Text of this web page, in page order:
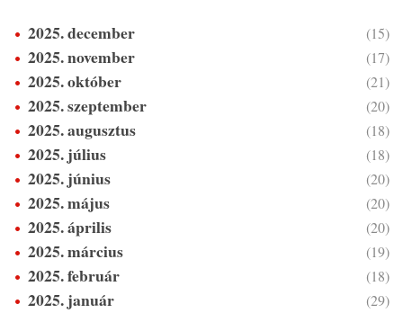
2025. december (15)
2025. november (17)
2025. október (21)
2025. szeptember (20)
2025. augusztus (18)
2025. július (18)
2025. június (20)
2025. május (20)
2025. április (20)
2025. március (19)
2025. február (18)
2025. január (29)